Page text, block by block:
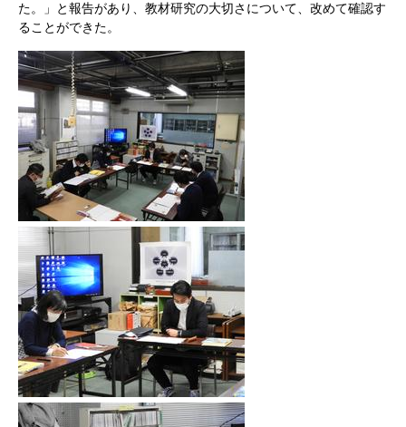
た。」と報告があり、教材研究の大切さについて、改めて確認す
ることができた。